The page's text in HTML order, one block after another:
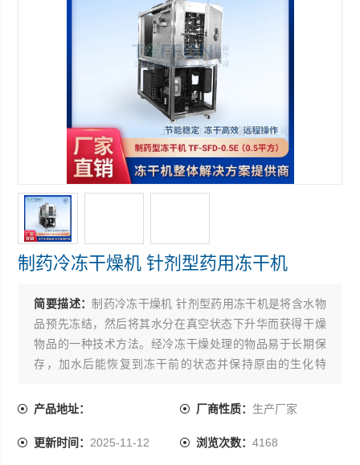
制药冷冻干燥机 针剂型药用冻干机
简要描述：制药冷冻干燥机 针剂型药用冻干机是将含水物
品预先冻结，然后将其水分在真空状态下升华而获得干燥
物品的一种技术方法。经冷冻干燥处理的物品易于长期保
存，加水后能恢复到冻干前的状态并保持原由的生化特
产品地址：
厂商性质： 生产厂家
更新时间： 2025-11-12 浏览次数： 4168